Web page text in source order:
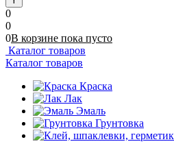
0
0
0В корзине пока пусто
Каталог товаров
Каталог товаров
Краска
Лак
Эмаль
Грунтовка